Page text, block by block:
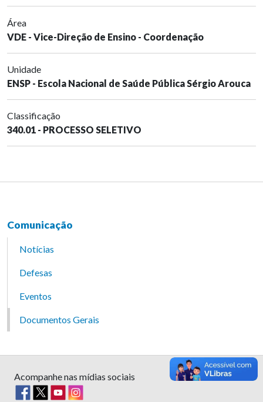
Área
VDE - Vice-Direção de Ensino - Coordenação
Unidade
ENSP - Escola Nacional de Saúde Pública Sérgio Arouca
Classificação
340.01 - PROCESSO SELETIVO
Comunicação
Notícias
Defesas
Eventos
Documentos Gerais
Acompanhe nas mídias sociais